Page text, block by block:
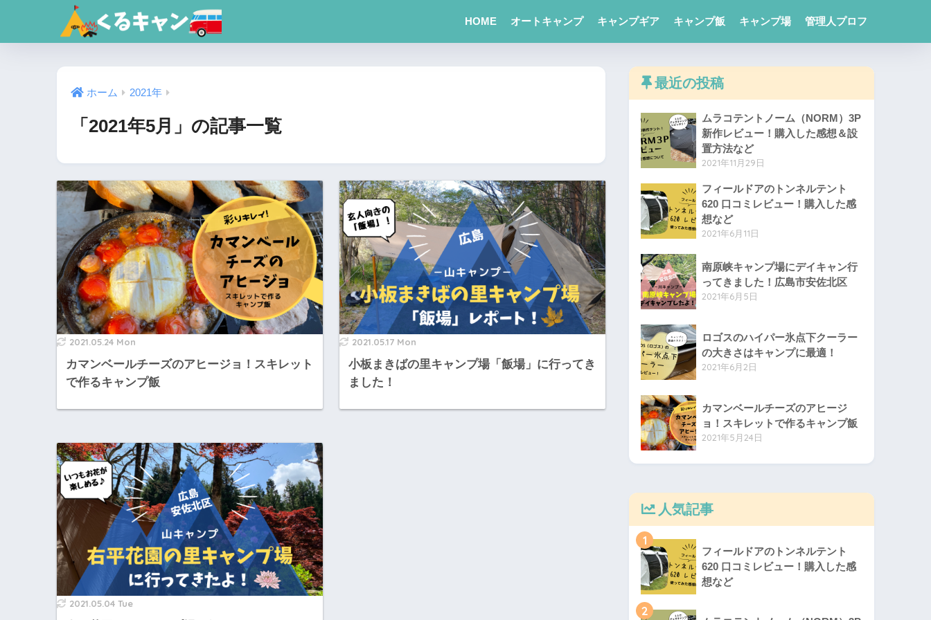
HOME オートキャンプ キャンプギア キャンプ飯 キャンプ場 管理人プロフ
ホーム 2021年
「2021年5月」の記事一覧
2021.05.24 Mon
カマンベールチーズのアヒージョ！スキレット
で作るキャンプ飯
2021.05.17 Mon
小板まきばの里キャンプ場「飯場」に行ってき
ました！
2021.05.04 Tue
最近の投稿
ムラコテントノーム（NORM）3P
新作レビュー！購入した感想＆設
置方法など
2021年11月29日
フィールドアのトンネルテント
620 口コミレビュー！購入した感
想など
2021年6月11日
南原峡キャンプ場にデイキャン行
ってきました！広島市安佐北区
2021年6月5日
ロゴスのハイパー氷点下クーラー
の大きさはキャンプに最適！
2021年6月2日
カマンベールチーズのアヒージ
ョ！スキレットで作るキャンプ飯
2021年5月24日
人気記事
1
フィールドアのトンネルテント
620 口コミレビュー！購入した感
想など
2